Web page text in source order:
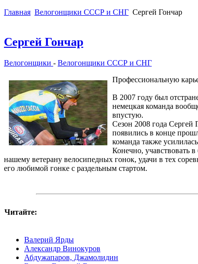
Главная Велогонщики СССР и СНГ Сергей Гончар
Сергей Гончар
Велогонщики - Велогонщики СССР и СНГ
Профессиональную
В 2007 году был
немецкая команда
впустую.
Сезон 2008 года Сергей
появились в конце
команда также
Конечно, учавствовать
нашему ветерану велосипедных гонок, удачи в тех
его любимой гонке с раздельным стартом.
Читайте:
Валерий Ярды
Александр Винокуров
Абдужапаров, Джамолидин